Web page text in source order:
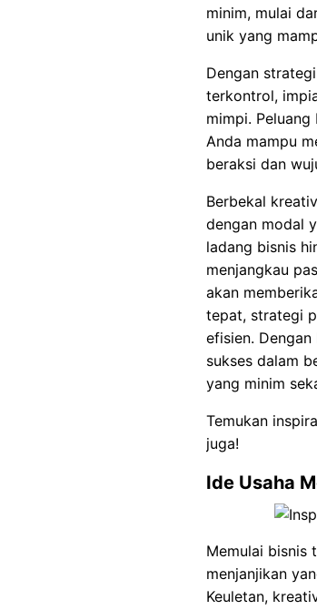
minim, mulai
unik yang
Dengan
terkontrol,
mimpi.
Anda mampu
beraksi dan
Berbekal
dengan modal
ladang bisnis
menjangkau
akan
tepat, strategi
efisien.
sukses dalam
yang minim
Temukan
juga!
Ide Usaha
Memulai bisnis
menjanjikan
Keuletan,